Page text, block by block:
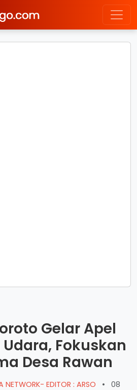
Gelar Apel
Udara, Fokuskan
Desa Rawan
NETWORK- EDITOR : ARSO •
08